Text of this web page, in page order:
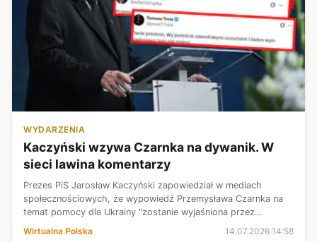
WYDARZENIA
Kaczyński wzywa Czarnka na dywanik. W
sieci lawina komentarzy
Prezes PiS Jarosław Kaczyński zapowiedział w mediach
społecznościowych, że wypowiedź Przemysława Czarnka na
temat pomocy dla Ukrainy "zostanie wyjaśniona przez
kierownictwo partii". Krytyka posła ze strony szefa partii jest
Wirtualna Polska 14.07.2026 14:58